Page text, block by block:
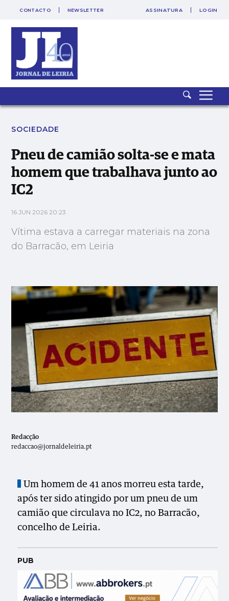
SAIR
CONTACTO NEWSLETTER ASSINATURA LOGIN
Pneu de camião solta-se e mata homem que trabalhava junto
ao IC2
SOCIEDADE
Pneu de camião solta-se e mata
homem que trabalhava junto ao
IC2
16 JUN 2026 20:23
Vítima estava a carregar materiais na zona
do Barracão, em Leiria
Redacção
redaccao@jornaldeleiria.pt
Um homem de 41 anos morreu esta tarde,
após ter sido atingido por um pneu de um
camião que circulava no IC2, no Barracão,
concelho de Leiria.
PUB